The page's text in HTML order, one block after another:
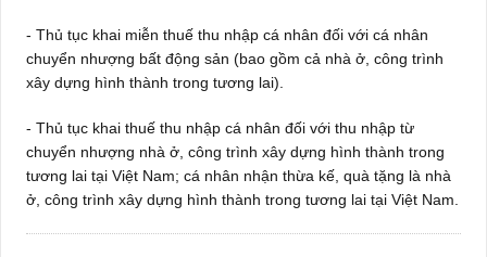
- Thủ tục khai miễn thuế thu nhập cá nhân đối với cá nhân
chuyển nhượng bất động sản (bao gồm cả nhà ở, công trình
xây dựng hình thành trong tương lai).
- Thủ tục khai thuế thu nhập cá nhân đối với thu nhập từ
chuyển nhượng nhà ở, công trình xây dựng hình thành trong
tương lai tại Việt Nam; cá nhân nhận thừa kế, quà tặng là nhà
ở, công trình xây dựng hình thành trong tương lai tại Việt Nam.